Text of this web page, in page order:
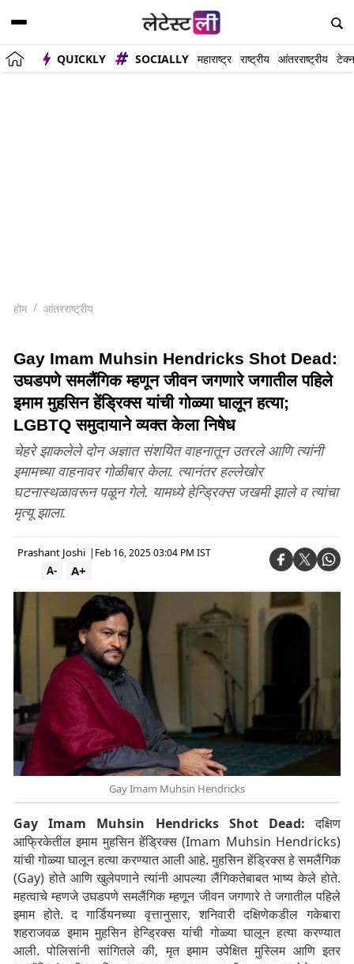
QUICKLY SOCIALLY महाराष्ट्र राष्ट्रीय आंतरराष्ट्रीय
होम आंतरराष्ट्रीय
Gay Imam Muhsin Hendricks Shot Dead:
उघडपणे समलैंगिक म्हणून जीवन जगणारे जगातील पहिले
इमाम मुहसिन हेंड्रिक्स यांची गोळ्या घालून हत्या;
LGBTQ समुदायाने व्यक्त केला निषेध
चेहरे झाकलेले दोन अज्ञात संशयित वाहनातून उतरले आणि त्यांनी
इमामच्या वाहनावर गोळीबार केला. त्यानंतर हल्लेखोर
घटनास्थळावरून पळून गेले. यामध्ये हेन्ड्रिक्स जखमी झाले व त्यांचा
मृत्यू झाला.
Prashant Joshi | Feb 16, 2025 03:04 PM IST
A+
A-
Gay Imam Muhsin Hendricks
Gay Imam Muhsin Hendricks Shot Dead: दक्षिण
आफ्रिकेतील इमाम मुहसिन हेंड्रिक्स (Imam Muhsin Hendricks)
यांची गोळ्या घालून हत्या करण्यात आली आहे. मुहसिन हेंड्रिक्स हे समलैंगिक
(Gay) होते आणि खुलेपणाने त्यांनी आपल्या लैंगिकतेबाबत भाष्य केले होते.
महत्वाचे म्हणजे उघडपणे समलैंगिक म्हणून जीवन जगणारे ते जगातील पहिले
इमाम होते. द गार्डियनच्या वृत्तानुसार, शनिवारी दक्षिणेकडील गकेबारा
शहराजवळ इमाम मुहसिन हेन्ड्रिक्स यांची गोळ्या घालून हत्या करण्यात
आली. पोलिसांनी सांगितले की, मृत इमाम उपेक्षित मुस्लिम आणि इतर